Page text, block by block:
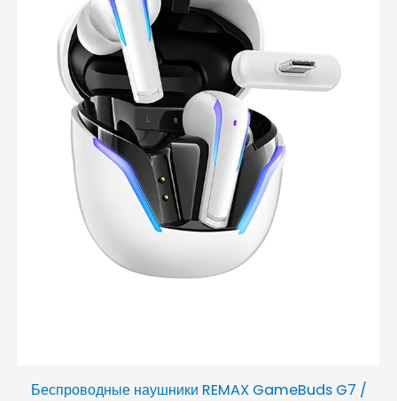
Беспроводные наушники REMAX GameBuds G7 /